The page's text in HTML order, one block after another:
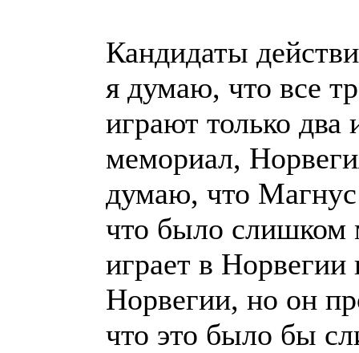
Кандидаты
я думаю, что все
играют только
мемориал,
думаю, что
что было слишком
играет в
Норвегии, но он
что это было бы